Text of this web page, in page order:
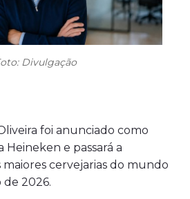
Divulgação
foi anunciado como
Heineken e passará a
cervejarias do mundo
2026.